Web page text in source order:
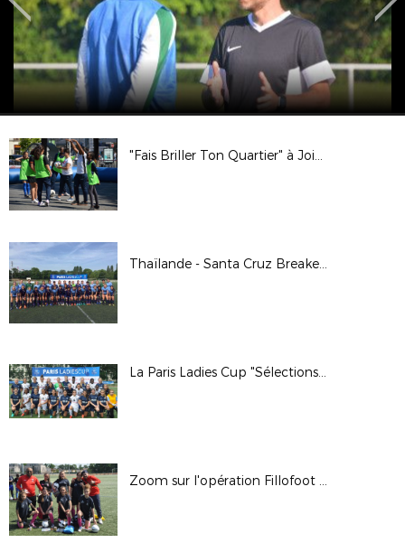
"Fais Briller Ton Quartier" à Joinville et à Paris
Thaïlande - Santa Cruz Breakers en images
La Paris Ladies Cup "Sélections" en images
Zoom sur l'opération Fillofoot 2/2